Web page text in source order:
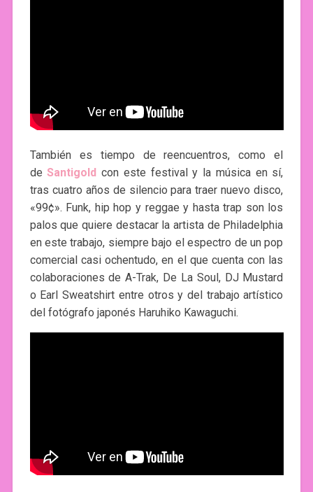
También es tiempo de reencuentros, como el
deSantigold con este festival y la música en sí,
tras cuatro años de silencio para traer nuevo disco,
«99¢». Funk, hip hop y reggae y hasta trap son los
palos que quiere destacar la artista de Philadelphia
en este trabajo, siempre bajo el espectro de un pop
comercial casi ochentudo, en el que cuenta con las
colaboraciones de A-Trak, De La Soul, DJ Mustard
o Earl Sweatshirt entre otros y del trabajo artístico
del fotógrafo japonés Haruhiko Kawaguchi.